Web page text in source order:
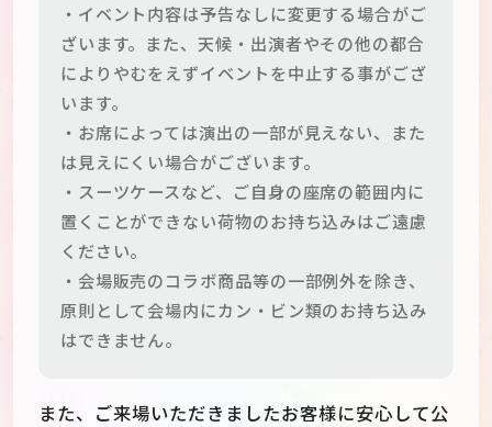
・イベント内容は予告なしに変更する場合がご
ざいます。また、天候・出演者やその他の都合
によりやむをえずイベントを中止する事がござ
います。
・お席によっては演出の一部が見えない、また
は見えにくい場合がございます。
・スーツケースなど、ご自身の座席の範囲内に
置くことができない荷物のお持ち込みはご遠慮
ください。
・会場販売のコラボ商品等の一部例外を除き、
原則として会場内にカン・ビン類のお持ち込み
はできません。
また、ご来場いただきましたお客様に安心して公